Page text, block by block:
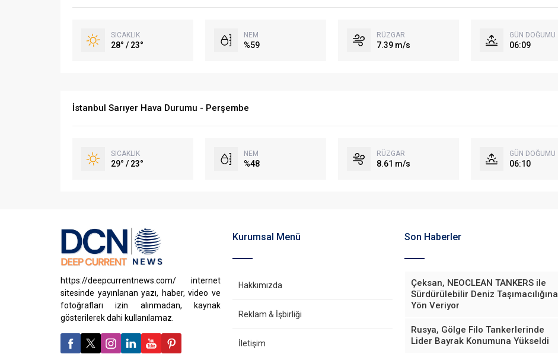
SICAKLIK
28° / 23°
NEM
%59
RÜZGAR
7.39 m/s
GÜN DOĞUMU
06:09
İstanbul Sarıyer Hava Durumu - Perşembe
SICAKLIK
29° / 23°
NEM
%48
RÜZGAR
8.61 m/s
GÜN DOĞUMU
06:10
https://deepcurrentnews.com/ internet
sitesinde yayınlanan yazı, haber, video ve
fotoğrafları izin alınmadan, kaynak
gösterilerek dahi kullanılamaz.
Kurumsal Menü
Hakkımızda
Reklam & İşbirliği
İletişim
Son Haberler
Çeksan, NEOCLEAN TANKERS ile
Sürdürülebilir Deniz Taşımacılığına
Yön Veriyor
Rusya, Gölge Filo Tankerlerinde
Lider Bayrak Konumuna Yükseldi